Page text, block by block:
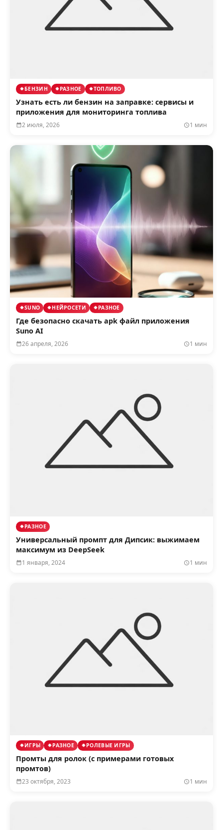
БЕНЗИН РАЗНОЕ ТОПЛИВО
Узнать есть ли бензин на заправке: сервисы и
приложения для мониторинга топлива
2 июля, 2026 1 мин
SUNO НЕЙРОСЕТИ РАЗНОЕ
Где безопасно скачать apk файл приложения
Suno AI
26 апреля, 2026 1 мин
РАЗНОЕ
Универсальный промпт для Дипсик: выжимаем
максимум из DeepSeek
1 января, 2024 1 мин
ИГРЫ РАЗНОЕ РОЛЕВЫЕ ИГРЫ
Промты для ролок (с примерами готовых
промтов)
23 октября, 2023 1 мин